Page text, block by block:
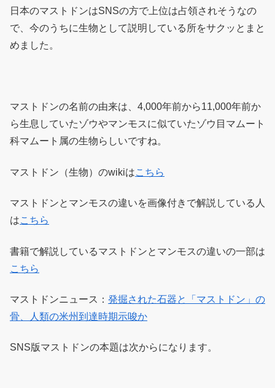
日本のマストドンはSNSの方で上位は占領されそうなの
で、今のうちに生物として説明している所をサクッとまと
めました。
マストドンの名前の由来は、4,000年前から11,000年前か
ら生息していたゾウやマンモスに似ていたゾウ目マムート
科マムート属の生物らしいですね。
マストドン（生物）のwikiはこちら
マストドンとマンモスの違いを画像付きで解説している人
はこちら
書籍で解説しているマストドンとマンモスの違いの一部は
こちら
マストドンニュース： 発掘された石器と「マストドン」の
骨、人類の米州到達時期示唆か
SNS版マストドンの本題は次からになります。